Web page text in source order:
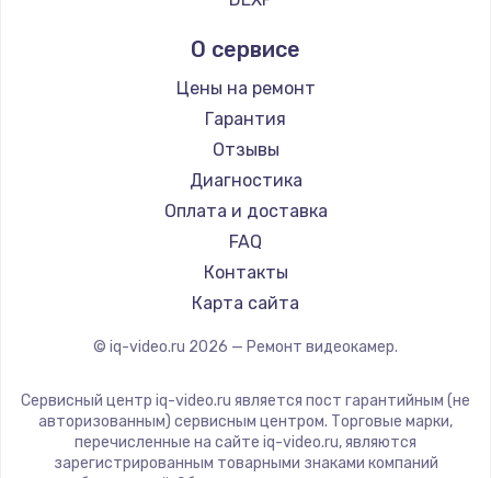
600 руб.
Заказать
О сервисе
Цены на ремонт
Гарантия
Отзывы
Диагностика
Оплата и доставка
FAQ
Контакты
Карта сайта
© iq-video.ru 2026 — Ремонт видеокамер.
Сервисный центр iq-video.ru является пост гарантийным (не
авторизованным) сервисным центром. Торговые марки,
перечисленные на сайте iq-video.ru, являются
зарегистрированным товарными знаками компаний